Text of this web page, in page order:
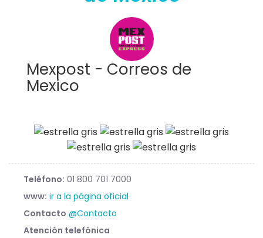
Mexpost - Correos de
Mexico
Teléfono: 01 800 701 7000
www: ir a la página oficial
Contacto @Contacto
Atención telefónica